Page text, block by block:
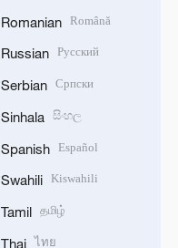
Romanian Română
Russian Русский
Serbian Српски
Sinhala සිංහල
Spanish Español
Swahili Kiswahili
Tamil தமிழ்
Thai ไทย